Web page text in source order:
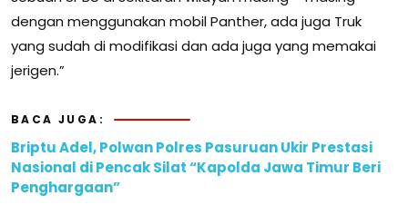
dengan menggunakan mobil Panther, ada juga Truk
yang sudah di modifikasi dan ada juga yang memakai
jerigen.”
BACA JUGA:
Briptu Adel, Polwan Polres Pasuruan Ukir Prestasi
Nasional di Pencak Silat “Kapolda Jawa Timur Beri
Penghargaan”